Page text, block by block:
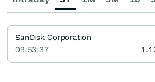
SanDisk Corporation
09:53:37